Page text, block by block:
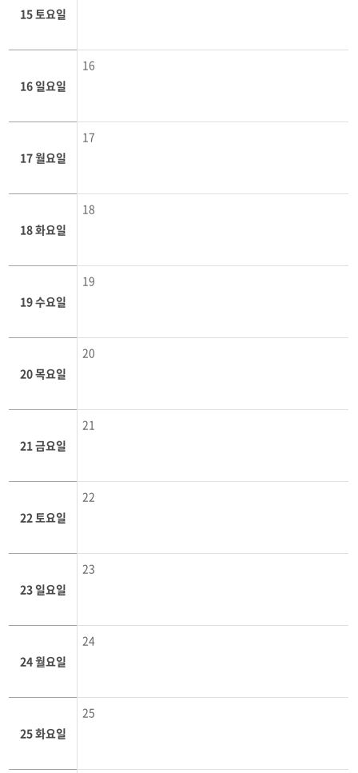
15 토요일
16 일요일
16
17 월요일
17
18 화요일
18
19 수요일
19
20 목요일
20
21 금요일
21
22 토요일
22
23 일요일
23
24 월요일
24
25 화요일
25